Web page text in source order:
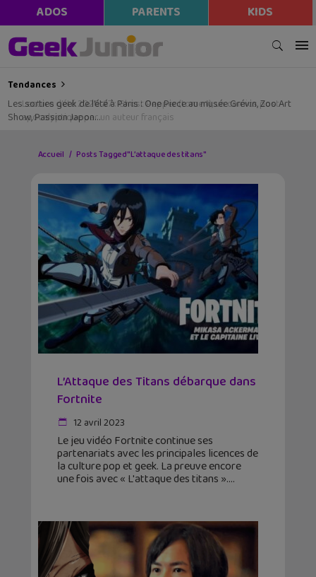
ADOS PARENTS KIDS
Tendances
Les sorties geek de l’été à Paris : One Piece au musée Grévin, Zoo Art
Show, Passion Japon…
Accueil Posts Tagged "L’attaque des titans"
L’Attaque des Titans débarque dans
Fortnite
12 avril 2023
Le jeu vidéo Fortnite continue ses
partenariats avec les principales licences de
la culture pop et geek. La preuve encore
une fois avec « L'attaque des titans ».